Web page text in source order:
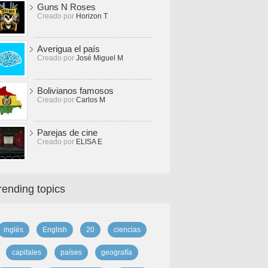
Guns N Roses
Creado por Horizon T
Averigua el país
Creado por José Miguel M
Bolivianos famosos
Creado por Carlos M
Parejas de cine
Creado por ELISA E
topics
inglés English 20 ciencias
capitales países geografía